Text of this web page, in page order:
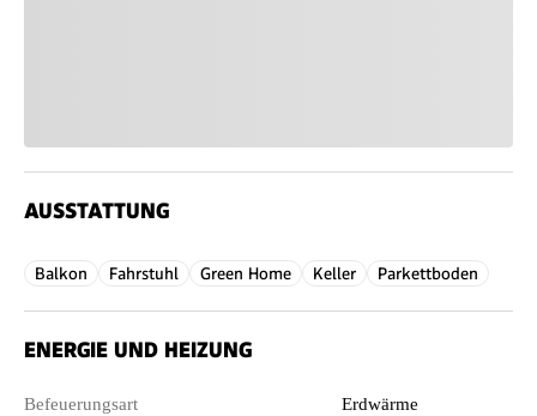
AUSSTATTUNG
Balkon Fahrstuhl Green Home Keller Parkettboden
ENERGIE UND HEIZUNG
Befeuerungsart
Erdwärme